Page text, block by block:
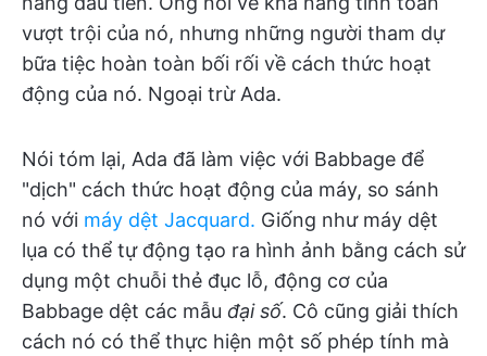
vượt trội của nó, nhưng những người tham dự
bữa tiệc hoàn toàn bối rối về cách thức hoạt
động của nó. Ngoại trừ Ada.
Nói tóm lại, Ada đã làm việc với Babbage để
"dịch" cách thức hoạt động của máy, so sánh
nó với máy dệt Jacquard. Giống như máy dệt
lụa có thể tự động tạo ra hình ảnh bằng cách sử
dụng một chuỗi thẻ đục lỗ, động cơ của
Babbage dệt các mẫu đại số. Cô cũng giải thích
cách nó có thể thực hiện một số phép tính mà